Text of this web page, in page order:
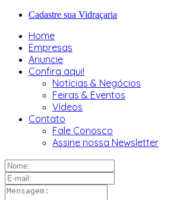
Cadastre sua Vidraçaria
Home
Empresas
Anuncie
Confira aqui!
Notícias & Negócios
Feiras & Eventos
Vídeos
Contato
Fale Conosco
Assine nossa Newsletter